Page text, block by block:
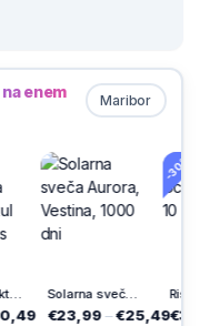
Maribor
enem
Solarna sveča Aurora, Vestina, 1000 dni
€23,99 – €25,49€3,49